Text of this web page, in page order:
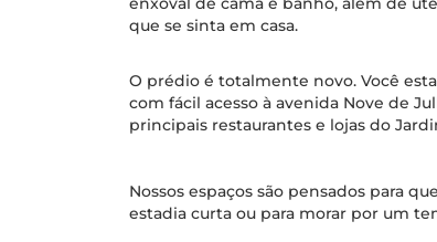
que se sinta em casa.
O prédio é totalmente novo. Você
com fácil acesso à avenida Nove de
principais restaurantes e lojas do
Nossos espaços são pensados para
estadia curta ou para morar por um